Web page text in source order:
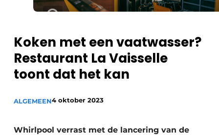
Meest gelezen
Podcasts
Privacy / Cookie statement
Vacature aanmelden
Koken met een vaatwasser?
Restaurant La Vaisselle
toont dat het kan
ALGEMEEN4 oktober 2023
Whirlpool verrast met de lancering van de